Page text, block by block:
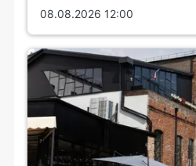
08.08.2026 12:00